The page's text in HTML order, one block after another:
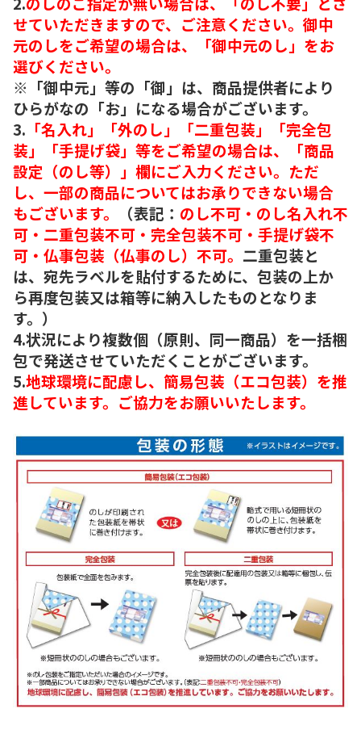
せていただきますので、ご注意ください。御中
元のしをご希望の場合は、「御中元のし」をお
選びください。
※「御中元」等の「御」は、商品提供者により
ひらがなの「お」になる場合がございます。
3. 「名入れ」「外のし」「二重包装」「完全包
装」「手提げ袋」等をご希望の場合は、「商品
設定（のし等）」欄にご入力ください。ただ
し、一部の商品についてはお承りできない場合
もございます。
（表記： のし不可・のし名入れ不
可・二重包装不可・完全包装不可・手提げ袋不
可・仏事包装（仏事のし）不可。 二重包装と
は、宛先ラベルを貼付するために、包装の上か
ら再度包装又は箱等に納入したものとなりま
す。）
4.状況により複数個（原則、同一商品）を一括梱
包で発送させていただくことがございます。
5.地球環境に配慮し、簡易包装（エコ包装）を推
進しています。ご協力をお願いいたします。